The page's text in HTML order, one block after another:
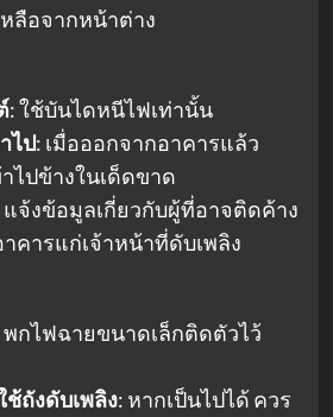
ลือจากหน้าต่าง
: ใช้บันไดหนีไฟเท่านั้น
ไป: เมื่อออกจากอาคารแล้ว
ไปข้างในเด็ดขาด
แจ้งข้อมูลเกี่ยวกับผู้ที่อาจติดค้าง
คารแก่เจ้าหน้าที่ดับเพลิง
พกไฟฉายขนาดเล็กติดตัวไว้
ช้ถังดับเพลิง: หากเป็นไปได้ ควร